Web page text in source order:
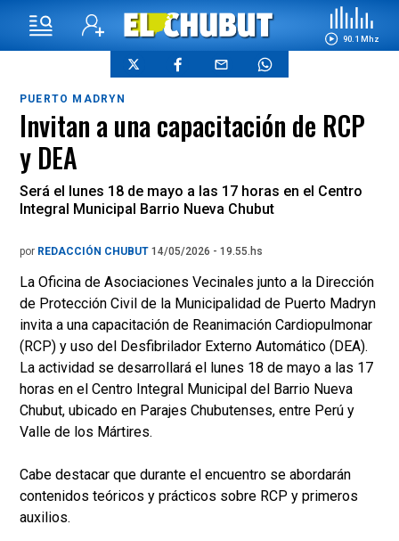
90.1 Mhz
PUERTO MADRYN
Invitan a una capacitación de RCP
y DEA
Será el lunes 18 de mayo a las 17 horas en el Centro
Integral Municipal Barrio Nueva Chubut
por REDACCIÓN CHUBUT 14/05/2026 - 19.55.hs
La Oficina de Asociaciones Vecinales junto a la Dirección
de Protección Civil de la Municipalidad de Puerto Madryn
invita a una capacitación de Reanimación Cardiopulmonar
(RCP) y uso del Desfibrilador Externo Automático (DEA).
La actividad se desarrollará el lunes 18 de mayo a las 17
horas en el Centro Integral Municipal del Barrio Nueva
Chubut, ubicado en Parajes Chubutenses, entre Perú y
Valle de los Mártires.
Cabe destacar que durante el encuentro se abordarán
contenidos teóricos y prácticos sobre RCP y primeros
auxilios.